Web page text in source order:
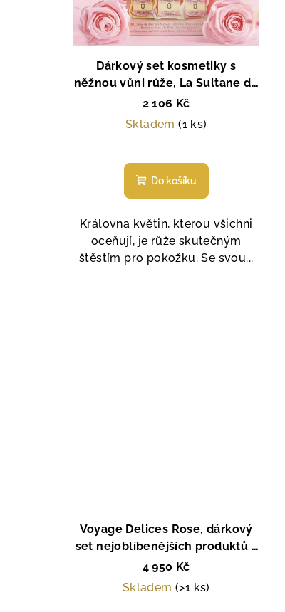
Dárkový set kosmetiky s
něžnou vůni růže, La Sultane de
Saba, Paris
2 106 Kč
Skladem(1 ks)
hodnocení
produktu
je
5,0
z
5
Do košíku
Královna květin, kterou všichni
oceňují, je růže skutečným
štěstím pro pokožku. Se svou...
Voyage Delices Rose, dárkový
set nejoblíbenějších produktů s
esencí růže, La Sultane de
Saba, Paris
4 950 Kč
Skladem (>1 ks)